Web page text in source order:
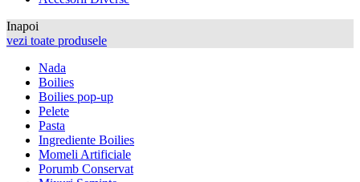
Inapoi
vezi toate produsele
Nada
Boilies
Boilies pop-up
Pelete
Pasta
Ingrediente Boilies
Momeli Artificiale
Porumb Conservat